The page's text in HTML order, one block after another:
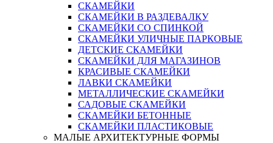
СКАМЕЙКИ
СКАМЕЙКИ В РАЗДЕВАЛКУ
СКАМЕЙКИ СО СПИНКОЙ
СКАМЕЙКИ УЛИЧНЫЕ ПАРКОВЫЕ
ДЕТСКИЕ СКАМЕЙКИ
СКАМЕЙКИ ДЛЯ МАГАЗИНОВ
КРАСИВЫЕ СКАМЕЙКИ
ЛАВКИ СКАМЕЙКИ
МЕТАЛЛИЧЕСКИЕ СКАМЕЙКИ
САДОВЫЕ СКАМЕЙКИ
СКАМЕЙКИ БЕТОННЫЕ
СКАМЕЙКИ ПЛАСТИКОВЫЕ
МАЛЫЕ АРХИТЕКТУРНЫЕ ФОРМЫ